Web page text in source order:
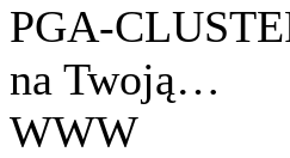
PGA-
na Twoją…
WWW